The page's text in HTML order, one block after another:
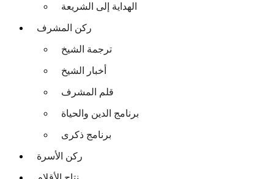
الهداية إلى الشريعة
ركن المشرف
ترجمة الشيخ
أخبار الشيخ
قلم المشرف
برنامج الدين والحياة
برنامج ذكرى
ركن الأسرة